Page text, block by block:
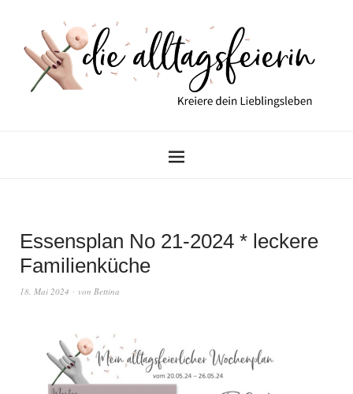
Essensplan No 21-2024 * leckere
Familienküche
18. Mai 2024 von Bettina